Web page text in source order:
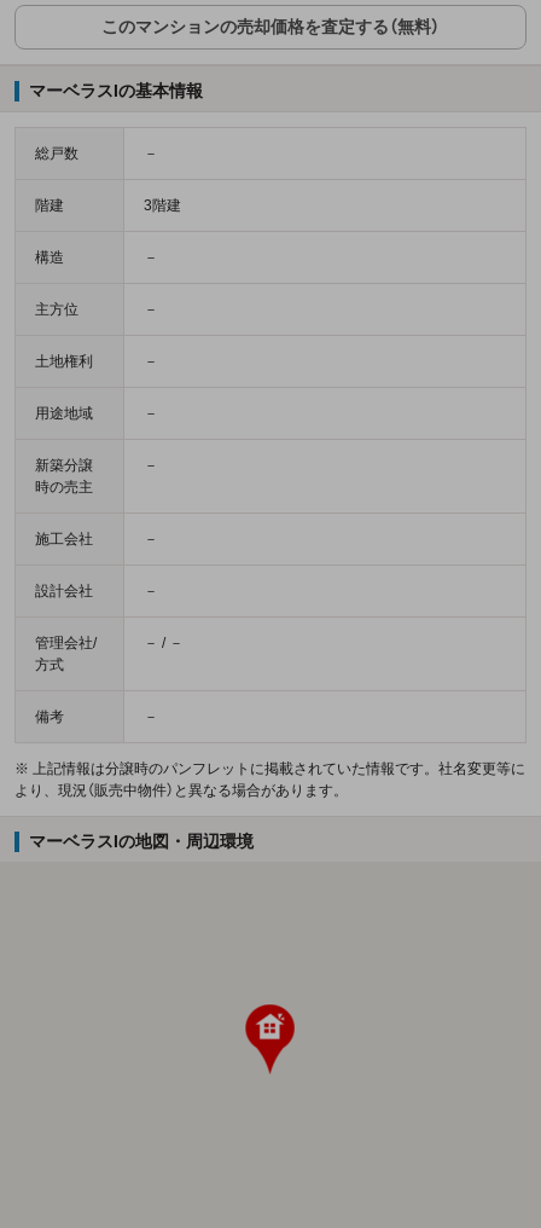
このマンションの売却価格を査定する（無料）
マーベラスIの基本情報
総戸数 －
階建 3階建
構造 －
主方位 －
土地権利 －
用途地域 －
新築分譲
時の売主
－
施工会社 －
設計会社 －
管理会社/
方式
－ / －
備考 －
※ 上記情報は分譲時のパンフレットに掲載されていた情報です。社名変更等に
より、現況（販売中物件）と異なる場合があります。
マーベラスIの地図・周辺環境